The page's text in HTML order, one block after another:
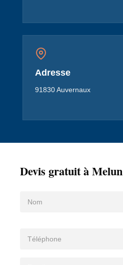
Adresse
91830 Auvernaux
Devis gratuit à Melun